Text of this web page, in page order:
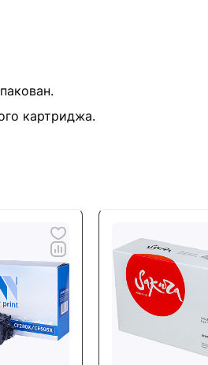
картриджа.